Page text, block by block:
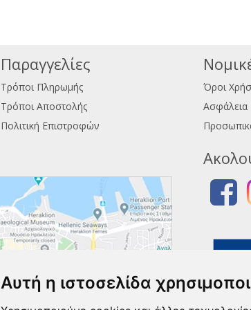
Αυτή η ιστοσελίδα
Παραγγελίες
Τρόποι Πληρωμής
Τρόποι Αποστολής
Πολιτική Επιστροφών
Όροι